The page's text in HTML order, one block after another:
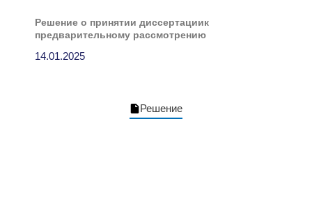
Решение о принятии диссертациик
предварительному рассмотрению
14.01.2025
Решение